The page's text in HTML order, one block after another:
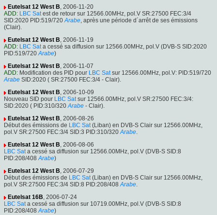
Eutelsat 12 West B, 2006-11-20
ADD: LBC Satest de retour sur 12566.00MHz, pol.V SR:27500 FEC:3/4
SID:2020 PID:519/720 Arabe, après une période d´arrêt de ses émissions
(Clair).
Eutelsat 12 West B, 2006-11-19
ADD: LBC Sata cessé sa diffusion sur 12566.00MHz, pol.V (DVB-S SID:2020
PID:519/720 Arabe)
Eutelsat 12 West B, 2006-11-07
ADD: Modification des PID pour LBC Satsur 12566.00MHz, pol.V: PID:519/720
Arabe SID:2020 ( SR:27500 FEC:3/4 - Clair).
Eutelsat 12 West B, 2006-10-09
Nouveau SID pour LBC Satsur 12566.00MHz, pol.V SR:27500 FEC:3/4:
SID:2020 ( PID:310/320 Arabe - Clair).
Eutelsat 12 West B, 2006-08-26
Début des émissions de LBC Sat(Liban) en DVB-S Clair sur 12566.00MHz,
pol.V SR:27500 FEC:3/4 SID:3 PID:310/320 Arabe.
Eutelsat 12 West B, 2006-08-06
LBC Sata cessé sa diffusion sur 12566.00MHz, pol.V (DVB-S SID:8
PID:208/408 Arabe)
Eutelsat 12 West B, 2006-07-29
Début des émissions de LBC Sat(Liban) en DVB-S Clair sur 12566.00MHz,
pol.V SR:27500 FEC:3/4 SID:8 PID:208/408 Arabe.
Eutelsat 16B, 2006-07-24
LBC Sata cessé sa diffusion sur 10719.00MHz, pol.V (DVB-S SID:8
PID:208/408 Arabe)